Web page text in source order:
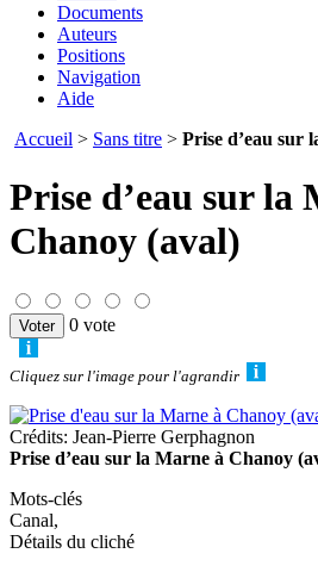
Documents
Auteurs
Positions
Navigation
Aide
Accueil > Sans titre > Prise d’eau sur
Prise d’eau sur la
Chanoy (aval)
0 vote
Cliquez sur l'image pour l'agrandir
Crédits: Jean-Pierre Gerphagnon
Prise d’eau sur la Marne à Chanoy
Mots-clés
Canal,
Détails du cliché